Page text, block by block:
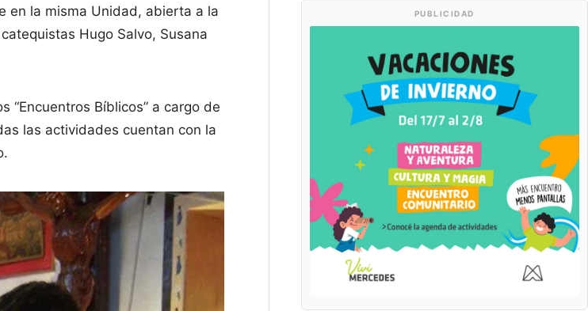
en la misma Unidad, abierta a la
Hugo Salvo, Susana
“Encuentros Bíblicos” a cargo de
las actividades cuentan con la
PUBLICIDAD